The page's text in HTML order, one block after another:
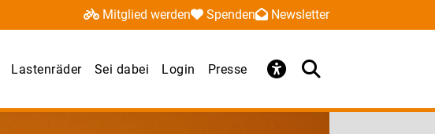
Mitglied werden Spenden Newsletter
Lastenräder Sei dabei Login Presse